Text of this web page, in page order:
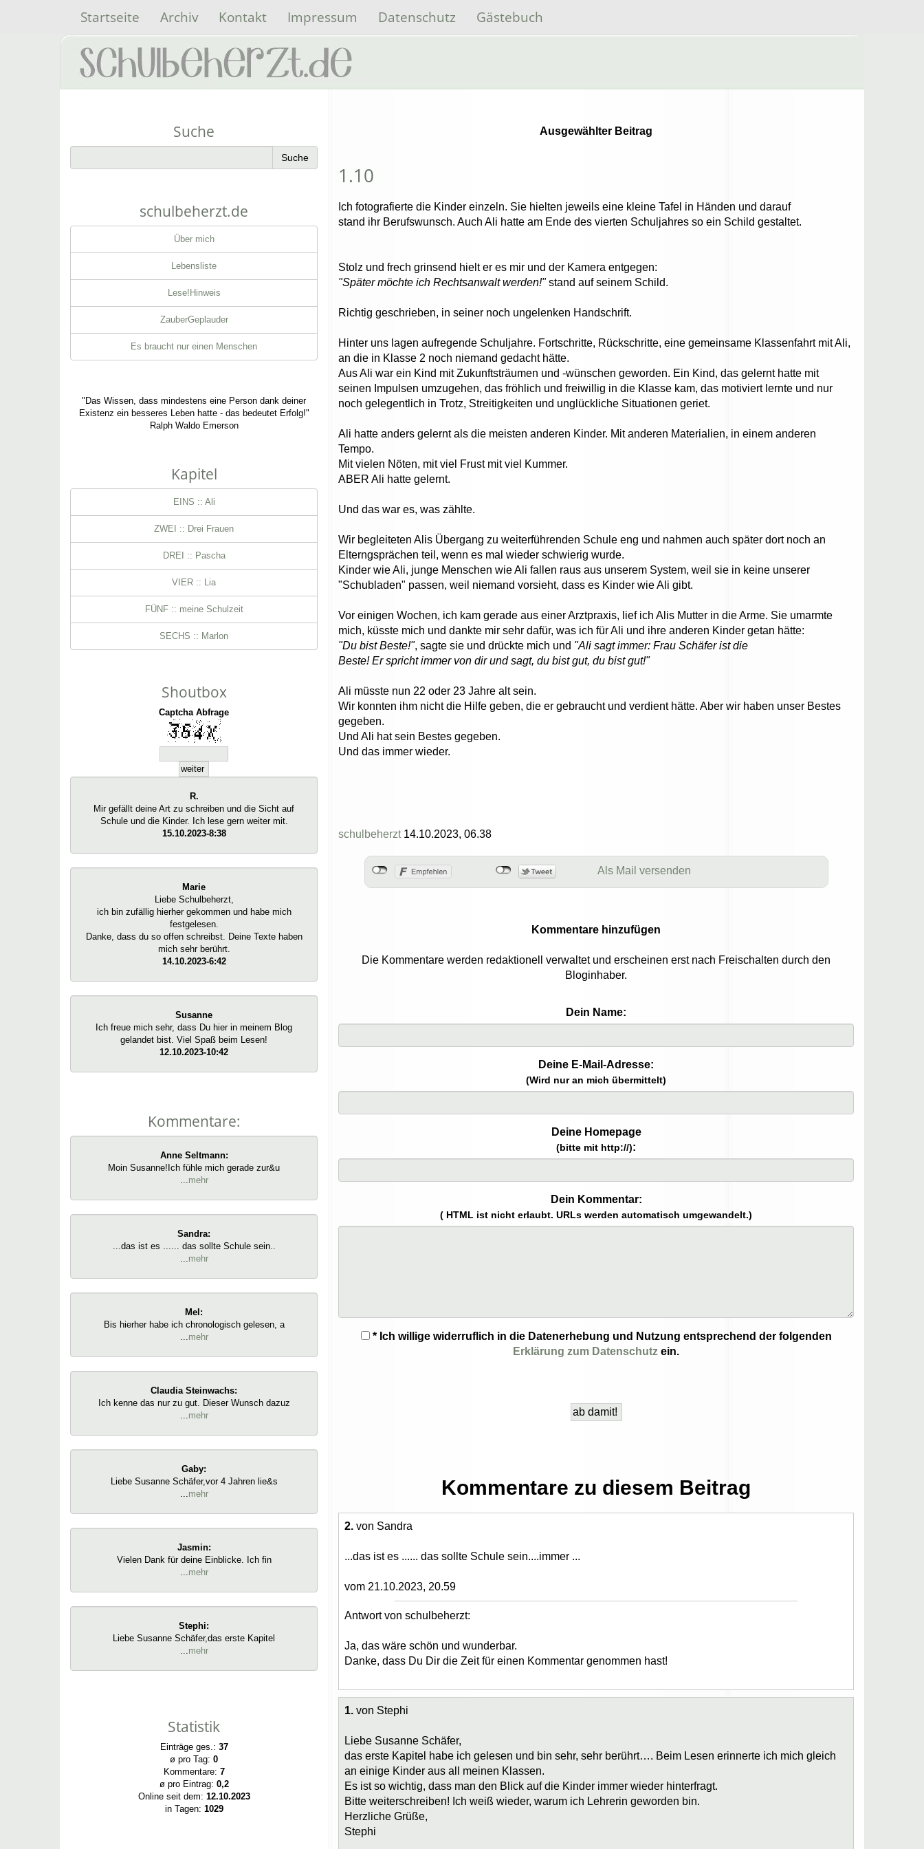
Startseite Archiv Kontakt Impressum Datenschutz Gästebuch
Ausgewählter Beitrag
1.10
Ich fotografierte die Kinder einzeln. Sie hielten jeweils eine kleine Tafel in Händen und darauf
stand ihr Berufswunsch. Auch Ali hatte am Ende des vierten Schuljahres so ein Schild gestaltet.
Stolz und frech grinsend hielt er es mir und der Kamera entgegen:
"Später möchte ich Rechtsanwalt werden!"stand auf seinem Schild.
Richtig geschrieben, in seiner noch ungelenken Handschrift.
Hinter uns lagen aufregende Schuljahre. Fortschritte, Rückschritte, eine gemeinsame Klassenfahrt mit Ali,
an die in Klasse 2 noch niemand gedacht hätte.
Aus Ali war ein Kind mit Zukunftsträumen und -wünschen geworden. Ein Kind, das gelernt hatte mit
seinen Impulsen umzugehen, das fröhlich und freiwillig in die Klasse kam, das motiviert lernte und nur
noch gelegentlich in Trotz, Streitigkeiten und unglückliche Situationen geriet.
Ali hatte anders gelernt als die meisten anderen Kinder. Mit anderen Materialien, in einem anderen
Tempo.
Mit vielen Nöten, mit viel Frust mit viel Kummer.
ABER Ali hatte gelernt.
Und das war es, was zählte.
Wir begleiteten Alis Übergang zu weiterführenden Schule eng und nahmen auch später dort noch an
Elterngsprächen teil, wenn es mal wieder schwierig wurde.
Kinder wie Ali, junge Menschen wie Ali fallen raus aus unserem System, weil sie in keine unserer
"Schubladen" passen, weil niemand vorsieht, dass es Kinder wie Ali gibt.
Vor einigen Wochen, ich kam gerade aus einer Arztpraxis, lief ich Alis Mutter in die Arme. Sie umarmte
mich, küsste mich und dankte mir sehr dafür, was ich für Ali und ihre anderen Kinder getan hätte:
"Du bist Beste!", sagte sie und drückte mich und "Ali sagt immer: Frau Schäfer ist die
Beste! Er spricht immer von dir und sagt, du bist gut, du bist gut!"
Ali müsste nun 22 oder 23 Jahre alt sein.
Wir konnten ihm nicht die Hilfe geben, die er gebraucht und verdient hätte. Aber wir haben unser Bestes
gegeben.
Und Ali hat sein Bestes gegeben.
Und das immer wieder.
schulbeherzt14.10.2023, 06.38
Als Mail versenden
Kommentare hinzufügen
Die Kommentare werden redaktionell verwaltet und erscheinen erst nach Freischalten durch den
Bloginhaber.
Dein Name:
Deine E-Mail-Adresse:
(Wird nur an mich übermittelt)
Deine Homepage
(bitte mit http://):
Dein Kommentar:
( HTML ist nicht erlaubt. URLs werden automatisch umgewandelt.)
* Ich willige widerruflich in die Datenerhebung und Nutzung entsprechend der folgenden
Erklärung zum Datenschutz ein.
Kommentare zu diesem Beitrag
2. von Sandra
...das ist es ...... das sollte Schule sein....immer ...
vom 21.10.2023, 20.59
Antwort von schulbeherzt:
Ja, das wäre schön und wunderbar.
Danke, dass Du Dir die Zeit für einen Kommentar genommen hast!
1. von Stephi
Liebe Susanne Schäfer,
das erste Kapitel habe ich gelesen und bin sehr, sehr berührt…. Beim Lesen erinnerte ich mich gleich
an einige Kinder aus all meinen Klassen.
Es ist so wichtig, dass man den Blick auf die Kinder immer wieder hinterfragt.
Bitte weiterschreiben! Ich weiß wieder, warum ich Lehrerin geworden bin.
Herzliche Grüße,
Stephi
Suche
schulbeherzt.de
Über mich
Lebensliste
Lese!Hinweis
ZauberGeplauder
Es braucht nur einen Menschen
"Das Wissen, dass mindestens eine Person dank deiner
Existenz ein besseres Leben hatte - das bedeutet Erfolg!"
Ralph Waldo Emerson
Kapitel
EINS :: Ali
ZWEI :: Drei Frauen
DREI :: Pascha
VIER :: Lia
FÜNF :: meine Schulzeit
SECHS :: Marlon
Shoutbox
Captcha Abfrage
R.
Mir gefällt deine Art zu schreiben und die Sicht auf
Schule und die Kinder. Ich lese gern weiter mit.
15.10.2023-8:38
Marie
Liebe Schulbeherzt,
ich bin zufällig hierher gekommen und habe mich
festgelesen.
Danke, dass du so offen schreibst. Deine Texte haben
mich sehr berührt.
14.10.2023-6:42
Susanne
Ich freue mich sehr, dass Du hier in meinem Blog
gelandet bist. Viel Spaß beim Lesen!
12.10.2023-10:42
Kommentare:
Anne Seltmann:
Moin Susanne!Ich fühle mich gerade zur&u
...mehr
Sandra:
...das ist es ...... das sollte Schule sein..
...mehr
Mel:
Bis hierher habe ich chronologisch gelesen, a
...mehr
Claudia Steinwachs:
Ich kenne das nur zu gut. Dieser Wunsch dazuz
...mehr
Gaby:
Liebe Susanne Schäfer,vor 4 Jahren lie&s
...mehr
Jasmin:
Vielen Dank für deine Einblicke. Ich fin
...mehr
Stephi:
Liebe Susanne Schäfer,das erste Kapitel
...mehr
Statistik
Einträge ges.: 37
ø pro Tag: 0
Kommentare: 7
ø pro Eintrag: 0,2
Online seit dem: 12.10.2023
in Tagen: 1029